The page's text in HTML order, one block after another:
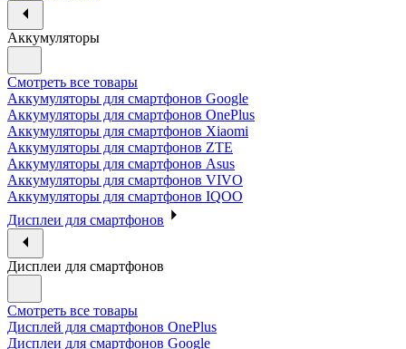
Аккумуляторы
Смотреть все товары
Аккумуляторы для смартфонов Google
Аккумуляторы для смартфонов OnePlus
Аккумуляторы для смартфонов Xiaomi
Аккумуляторы для смартфонов ZTE
Аккумуляторы для cмартфонов Asus
Аккумуляторы для смартфонов VIVO
Аккумуляторы для смартфонов IQOO
Дисплеи для смартфонов
Дисплеи для смартфонов
Смотреть все товары
Дисплей для смартфонов OnePlus
Дисплеи для смартфонов Google